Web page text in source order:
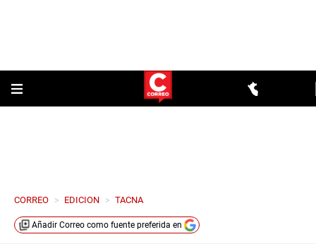
CORREO > EDICION > TACNA
Añadir Correo como fuente preferida en